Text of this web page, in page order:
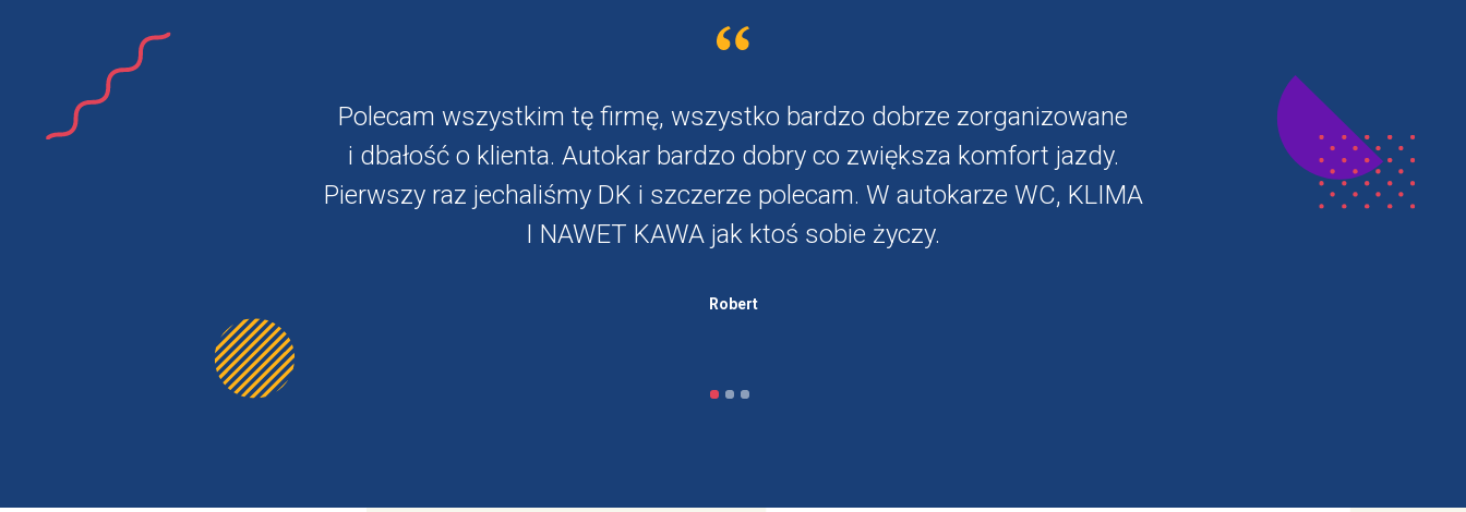
Polecam wszystkim tę firmę, wszystko bardzo dobrze zorganizowane
i dbałość o klienta. Autokar bardzo dobry co zwiększa komfort jazdy.
Pierwszy raz jechaliśmy DK i szczerze polecam. W autokarze WC, KLIMA
I NAWET KAWA jak ktoś sobie życzy.
Robert